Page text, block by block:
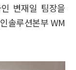
변재일 팀장을
솔루션본부 WM